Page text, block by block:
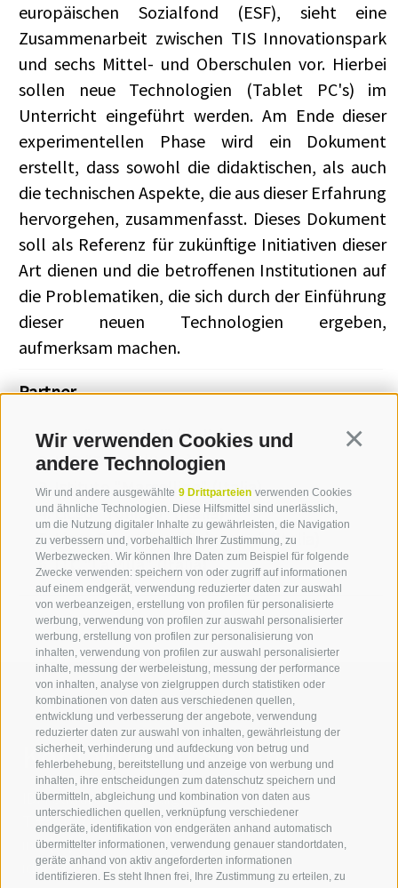
Wir verwenden Cookies und
andere Technologien
Wir und andere ausgewählte 9 Drittparteien verwenden Cookies
und ähnliche Technologien. Diese Hilfsmittel sind unerlässlich,
um die Nutzung digitaler Inhalte zu gewährleisten, die Navigation
zu verbessern und, vorbehaltlich Ihrer Zustimmung, zu
Werbezwecken. Wir können Ihre Daten zum Beispiel für folgende
Zwecke verwenden: speichern von oder zugriff auf informationen
auf einem endgerät, verwendung reduzierter daten zur auswahl
von werbeanzeigen, erstellung von profilen für personalisierte
werbung, verwendung von profilen zur auswahl personalisierter
werbung, erstellung von profilen zur personalisierung von
inhalten, verwendung von profilen zur auswahl personalisierter
inhalte, messung der werbeleistung, messung der performance
von inhalten, analyse von zielgruppen durch statistiken oder
kombinationen von daten aus verschiedenen quellen,
entwicklung und verbesserung der angebote, verwendung
reduzierter daten zur auswahl von inhalten, gewährleistung der
sicherheit, verhinderung und aufdeckung von betrug und
fehlerbehebung, bereitstellung und anzeige von werbung und
inhalten, ihre entscheidungen zum datenschutz speichern und
übermitteln, abgleichung und kombination von daten aus
unterschiedlichen quellen, verknüpfung verschiedener
endgeräte, identifikation von endgeräten anhand automatisch
übermittelter informationen, verwendung genauer standortdaten,
geräte anhand von aktiv angeforderten informationen
identifizieren. Es steht Ihnen frei, Ihre Zustimmung zu erteilen, zu
europäischen Sozialfond (ESF), sieht eine
Zusammenarbeit zwischen TIS Innovationspark
und sechs Mittel- und Oberschulen vor. Hierbei
sollen neue Technologien (Tablet PC's) im
Unterricht eingeführt werden. Am Ende dieser
experimentellen Phase wird ein Dokument
erstellt, dass sowohl die didaktischen, als auch
die technischen Aspekte, die aus dieser Erfahrung
hervorgehen, zusammenfasst. Dieses Dokument
soll als Referenz für zukünftige Initiativen dieser
Art dienen und die betroffenen Institutionen auf
die Problematiken, die sich durch der Einführung
dieser neuen Technologien ergeben,
aufmerksam machen.
Partner
ITC "C. Battisti" (Italia)
ITG "Delai" (Italia)
Istituto "Marcelline" (Italia)
Liceo "Toniolo" (Italia)
Liceo Scientifico "Rainerum" (Italia)
ITC "La Villa" (Italia)
Kontaktieren Sie uns
IDM Südtirol - Alto Adige
+39 0471 094 000
info[at]idm-suedtirol.com
idm[at]pec.idm-suedtirol.com